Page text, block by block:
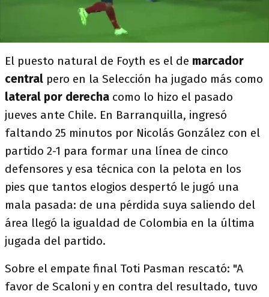
El puesto natural de Foyth es el de marcador
central pero en la Selección ha jugado más como
lateral por derecha como lo hizo el pasado
jueves ante Chile. En Barranquilla, ingresó
faltando 25 minutos por Nicolás González con el
partido 2-1 para formar una línea de cinco
defensores y esa técnica con la pelota en los
pies que tantos elogios despertó le jugó una
mala pasada: de una pérdida suya saliendo del
área llegó la igualdad de Colombia en la última
jugada del partido.
Sobre el empate final Toti Pasman rescató: "A
favor de Scaloni y en contra del resultado, tuvo